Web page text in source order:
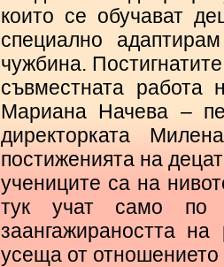
които се обучават
специално
чужбина.
съвместната работа
Мариана Начева –
директорката
постиженията на
учениците са на
тук учат само
заангажираността
усеща от отношението